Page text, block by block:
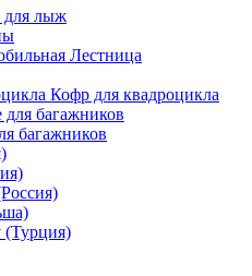
для лыж
Лестница
Кофр для квадроцикла
багажников
(Турция)